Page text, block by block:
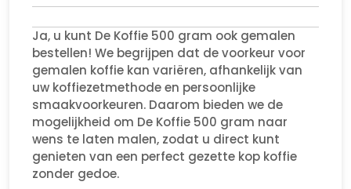
Ja, u kunt De Koffie 500 gram ook gemalen
bestellen! We begrijpen dat de voorkeur voor
gemalen koffie kan variëren, afhankelijk van
uw koffiezetmethode en persoonlijke
smaakvoorkeuren. Daarom bieden we de
mogelijkheid om De Koffie 500 gram naar
wens te laten malen, zodat u direct kunt
genieten van een perfect gezette kop koffie
zonder gedoe.